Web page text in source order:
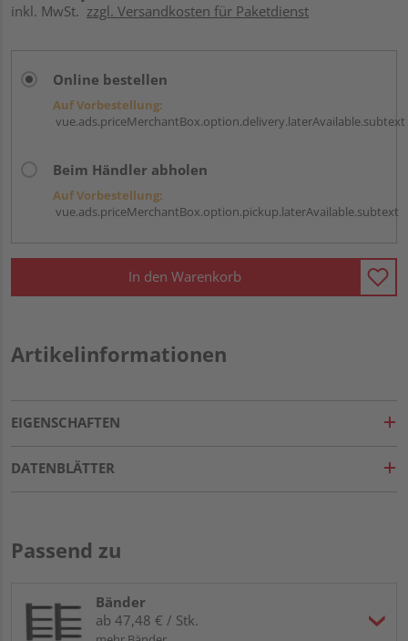
inkl. MwSt. zzgl. Versandkosten für Paketdienst
Online bestellen
Auf Vorbestellung:
vue.ads.priceMerchantBox.option.delivery.laterAvailable.subtext
Beim Händler abholen
Auf Vorbestellung:
vue.ads.priceMerchantBox.option.pickup.laterAvailable.subtext
In den Warenkorb
Artikelinformationen
EIGENSCHAFTEN
DATENBLÄTTER
Passend zu
Bänder
ab 47,48 € / Stk.